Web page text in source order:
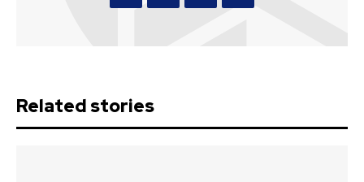
Related stories